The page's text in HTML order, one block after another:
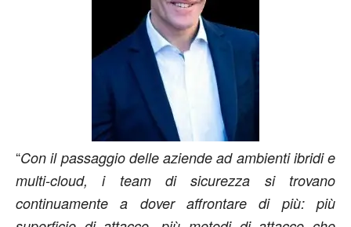
“Con il passaggio delle aziende ad ambienti ibridi e
multi-cloud, i team di sicurezza si trovano
continuamente a dover affrontare di più: più